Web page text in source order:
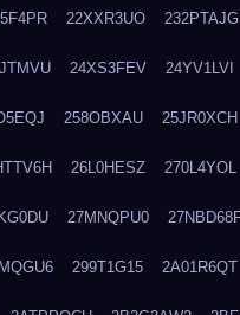
22XXR3UO 232PTAJG
24XS3FEV 24YV1LVI
258OBXAU 25JR0XCH
26L0HESZ 270L4YOL
27MNQPU0
299T1G15 2A01R6QT